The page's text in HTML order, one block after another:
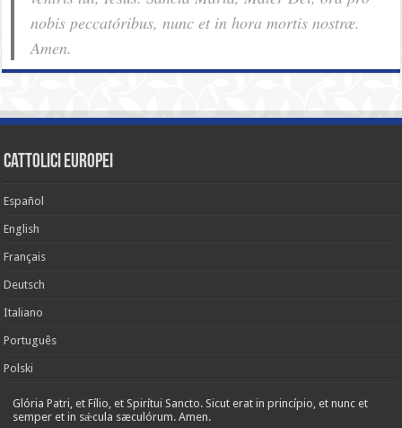
nobis pec­ca­tóribus, nunc et in hora mortis nostræ.
Amen.
cattolici europei
Español
English
Français
Deutsch
Italiano
Português
Polski
Glória Patri, et Fílio, et Spirítui Sancto. Sicut erat in princípio, et nunc et
semper et in sǽcula sæculórum. Amen.